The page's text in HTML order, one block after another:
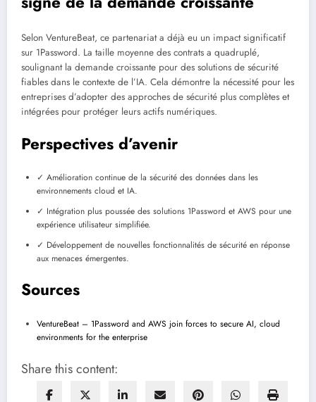
Selon VentureBeat, ce partenariat a déjà eu un impact significatif
sur 1Password. La taille moyenne des contrats a quadruplé,
soulignant la demande croissante pour des solutions de sécurité
fiables dans le contexte de l’IA. Cela démontre la nécessité pour les
entreprises d’adopter des approches de sécurité plus complètes et
intégrées pour protéger leurs actifs numériques.
Perspectives d’avenir
✓ Amélioration continue de la sécurité des données dans les
environnements cloud et IA.
✓ Intégration plus poussée des solutions 1Password et AWS pour une
expérience utilisateur simplifiée.
✓ Développement de nouvelles fonctionnalités de sécurité en réponse
aux menaces émergentes.
Sources
VentureBeat – 1Password and AWS join forces to secure AI, cloud
environments for the enterprise
Share this content: